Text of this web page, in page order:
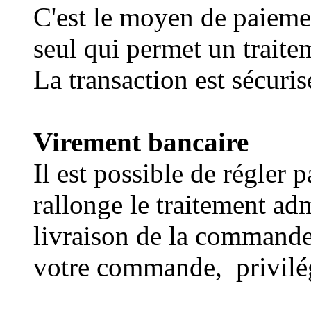
C'est le moyen de
seul qui permet un
La transaction est
Virement bancaire
Il est possible de régler
rallonge le traitement
livraison de la
votre commande,